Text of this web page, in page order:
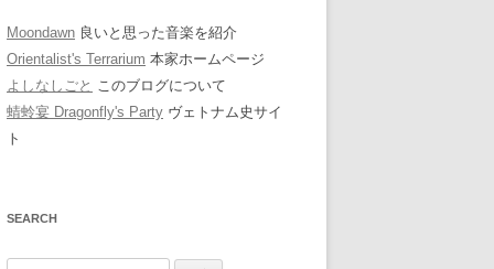
Moondawn 良いと思った音楽を紹介
Orientalist's Terrarium 本家ホームページ
よしなしごと このブログについて
蜻蛉宴 Dragonfly's Party ヴェトナム史サイ
ト
SEARCH